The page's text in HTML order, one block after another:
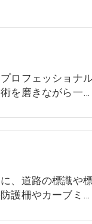
ロフェッショナ
を磨きながら一…
、道路の標識や
護柵やカーブミ…